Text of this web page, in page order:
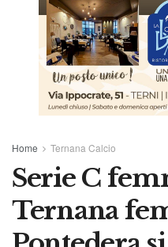
Home Ternana Calcio
Serie C
Ternana